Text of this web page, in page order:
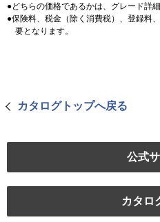
どちらの価格であるかは、グレード詳
保険料、税金（除く消費税）、登録料
要となります。
カタログトップへ戻る
公式
カタロ